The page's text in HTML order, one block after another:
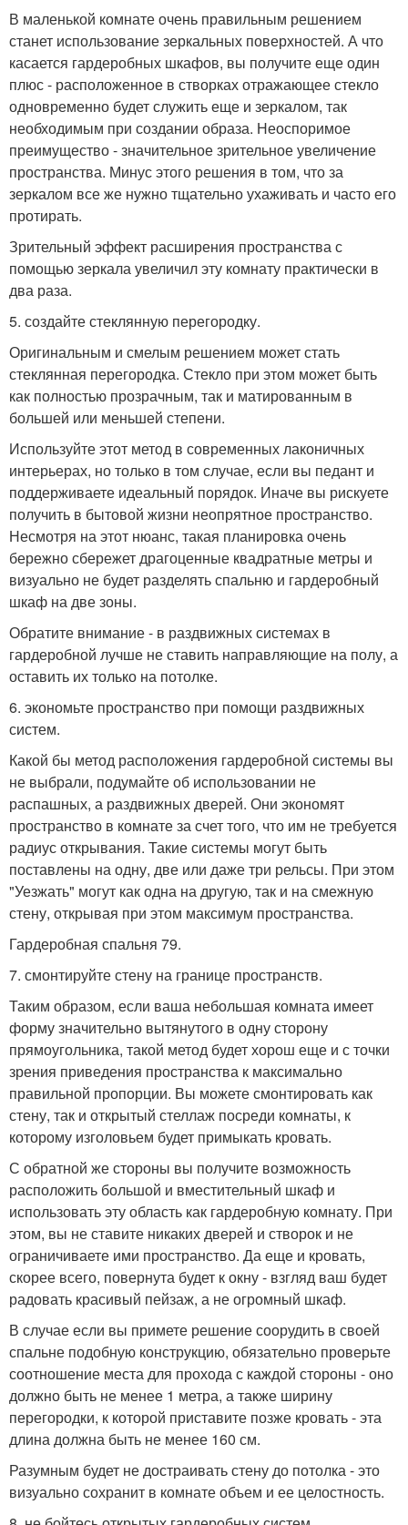
В маленькой комнате очень правильным решением
станет использование зеркальных поверхностей. А что
касается гардеробных шкафов, вы получите еще один
плюс - расположенное в створках отражающее стекло
одновременно будет служить еще и зеркалом, так
необходимым при создании образа. Неоспоримое
преимущество - значительное зрительное увеличение
пространства. Минус этого решения в том, что за
зеркалом все же нужно тщательно ухаживать и часто его
протирать.
Зрительный эффект расширения пространства с
помощью зеркала увеличил эту комнату практически в
два раза.
5. создайте стеклянную перегородку.
Оригинальным и смелым решением может стать
стеклянная перегородка. Стекло при этом может быть
как полностью прозрачным, так и матированным в
большей или меньшей степени.
Используйте этот метод в современных лаконичных
интерьерах, но только в том случае, если вы педант и
поддерживаете идеальный порядок. Иначе вы рискуете
получить в бытовой жизни неопрятное пространство.
Несмотря на этот нюанс, такая планировка очень
бережно сбережет драгоценные квадратные метры и
визуально не будет разделять спальню и гардеробный
шкаф на две зоны.
Обратите внимание - в раздвижных системах в
гардеробной лучше не ставить направляющие на полу, а
оставить их только на потолке.
6. экономьте пространство при помощи раздвижных
систем.
Какой бы метод расположения гардеробной системы вы
не выбрали, подумайте об использовании не
распашных, а раздвижных дверей. Они экономят
пространство в комнате за счет того, что им не требуется
радиус открывания. Такие системы могут быть
поставлены на одну, две или даже три рельсы. При этом
"Уезжать" могут как одна на другую, так и на смежную
стену, открывая при этом максимум пространства.
Гардеробная спальня 79.
7. смонтируйте стену на границе пространств.
Таким образом, если ваша небольшая комната имеет
форму значительно вытянутого в одну сторону
прямоугольника, такой метод будет хорош еще и с точки
зрения приведения пространства к максимально
правильной пропорции. Вы можете смонтировать как
стену, так и открытый стеллаж посреди комнаты, к
которому изголовьем будет примыкать кровать.
С обратной же стороны вы получите возможность
расположить большой и вместительный шкаф и
использовать эту область как гардеробную комнату. При
этом, вы не ставите никаких дверей и створок и не
ограничиваете ими пространство. Да еще и кровать,
скорее всего, повернута будет к окну - взгляд ваш будет
радовать красивый пейзаж, а не огромный шкаф.
В случае если вы примете решение соорудить в своей
спальне подобную конструкцию, обязательно проверьте
соотношение места для прохода с каждой стороны - оно
должно быть не менее 1 метра, а также ширину
перегородки, к которой приставите позже кровать - эта
длина должна быть не менее 160 см.
Разумным будет не достраивать стену до потолка - это
визуально сохранит в комнате объем и ее целостность.